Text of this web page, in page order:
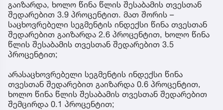
გაიზარდა, ხოლო წინა წლის შესაბამის თვესთან
შედარებით 3.9 პროცენტით. მათ შორის –
საცხოვრებელი სეგმენტის ინდექსი წინა თვესთან
შედარებით გაიზარდა 2.6 პროცენტით, ხოლო წინა
წლის შესაბამის თვესთან შედარებით 3.5
პროცენტით;
არასაცხოვრებელი სეგმენტის ინდექსი წინა
თვესთან შედარებით გაიზარდა 0.6 პროცენტით,
ხოლო წინა წლის შესაბამის თვესთან შედარებით
შემცირდა 0.1 პროცენტით;